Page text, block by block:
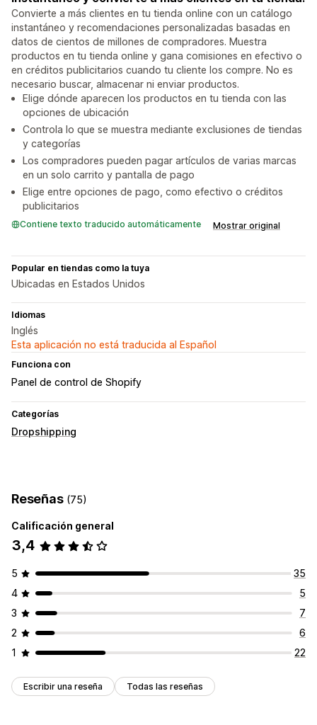
Convierte a más clientes en tu tienda online con un catálogo
instantáneo y recomendaciones personalizadas basadas en
datos de cientos de millones de compradores. Muestra
productos en tu tienda online y gana comisiones en efectivo o
en créditos publicitarios cuando tu cliente los compre. No es
necesario buscar, almacenar ni enviar productos.
Elige dónde aparecen los productos en tu tienda con las
opciones de ubicación
Controla lo que se muestra mediante exclusiones de tiendas
y categorías
Los compradores pueden pagar artículos de varias marcas
en un solo carrito y pantalla de pago
Elige entre opciones de pago, como efectivo o créditos
publicitarios
Contiene texto traducido automáticamente Mostrar original
Popular en tiendas como la tuya
Ubicadas en Estados Unidos
Idiomas
Inglés
Esta aplicación no está traducida al Español
Funciona con
Panel de control de Shopify
Categorías
Dropshipping
Reseñas (75)
Calificación general
3,4
5
35
4
5
3
7
2
6
1
22
Escribir una reseña Todas las reseñas